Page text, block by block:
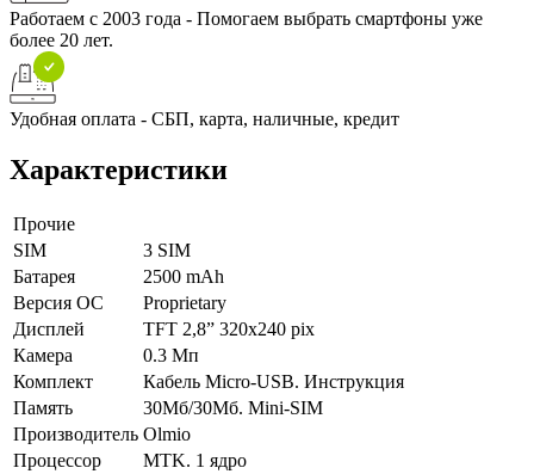
Работаем с 2003 года - Помогаем выбрать смартфоны уже
более 20 лет.
Удобная оплата - СБП, карта, наличные, кредит
Характеристики
Прочие
SIM
3 SIM
Батарея
2500 mAh
Версия ОС
Proprietary
Дисплей
TFT 2,8” 320x240 pix
Камера
0.3 Мп
Комплект
Кабель Micro-USB. Инструкция
Память
30Мб/30Мб. Mini-SIM
Производитель Olmio
Процессор
MTK. 1 ядро